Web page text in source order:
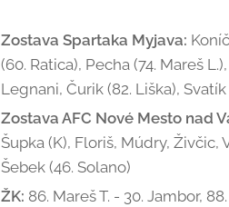
Zostava Spartaka Myjava:
(60. Ratica), Pecha (74. Mareš
Legnani, Čurik (82. Liška), Svatík
Zostava AFC Nové Mesto nad
Šupka (K), Floriš, Múdry, Živčic,
Šebek (46. Solano)
ŽK: 86. Mareš T. - 30. Jambor,